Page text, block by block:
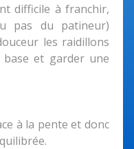
difficile à franchir,
pas du patineur)
les raidillons
et garder une
à la pente et donc